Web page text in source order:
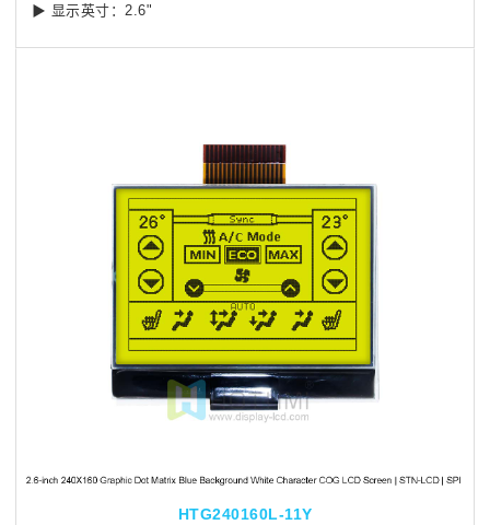
▶ 显示英寸：2.6"
HTG240160L-11Y